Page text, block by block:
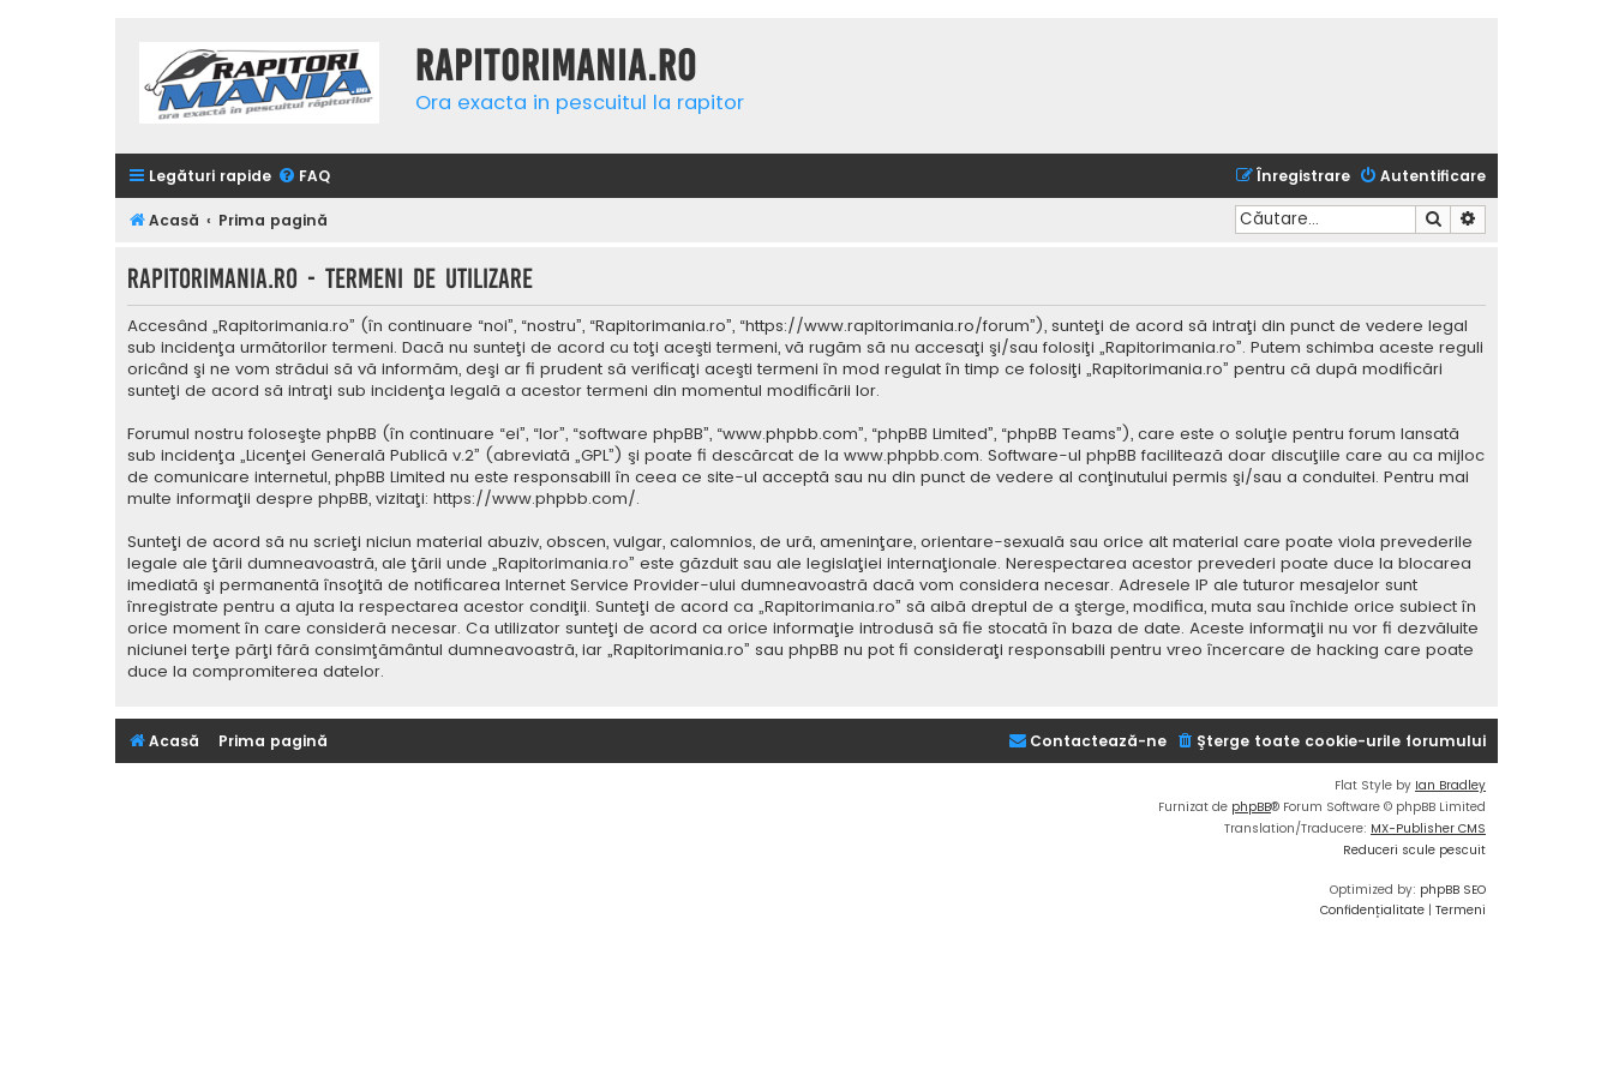
Rapitorimania.ro
Ora exacta in pescuitul la rapitor
Legături rapide FAQ Autentificare
Înregistrare
Acasă Prima pagină Căutare
Rapitorimania.ro - Termeni de utilizare
Accesând „Rapitorimania.ro” (în continuare “noi”, “nostru”, “Rapitorimania.ro”, “https://www.rapitorimania.ro/forum”), sunteţi de acord să intraţi din punct de vedere legal
sub incidenţa următorilor termeni. Dacă nu sunteţi de acord cu toţi aceşti termeni, vă rugăm să nu accesaţi şi/sau folosiţi „Rapitorimania.ro”. Putem schimba aceste reguli
oricând şi ne vom strădui să vă informăm, deşi ar fi prudent să verificaţi aceşti termeni în mod regulat în timp ce folosiţi „Rapitorimania.ro” pentru că după modificări
sunteţi de acord să intraţi sub incidenţa legală a acestor termeni din momentul modificării lor.
Forumul nostru foloseşte phpBB (în continuare “ei”, “lor”, “software phpBB”, “www.phpbb.com”, “phpBB Limited”, “phpBB Teams”), care este o soluţie pentru forum lansată
sub incidenţa „Licenţei Generală Publică v.2” (abreviată „GPL”) şi poate fi descărcat de la www.phpbb.com. Software-ul phpBB facilitează doar discuţiile care au ca mijloc
de comunicare internetul, phpBB Limited nu este responsabill în ceea ce site-ul acceptă sau nu din punct de vedere al conţinutului permis şi/sau a conduitei. Pentru mai
multe informaţii despre phpBB, vizitaţi: https://www.phpbb.com/.
Sunteţi de acord să nu scrieţi niciun material abuziv, obscen, vulgar, calomnios, de ură, ameninţare, orientare-sexuală sau orice alt material care poate viola prevederile
legale ale ţării dumneavoastră, ale ţării unde „Rapitorimania.ro” este găzduit sau ale legislaţiei internaţionale. Nerespectarea acestor prevederi poate duce la blocarea
imediată şi permanentă însoţită de notificarea Internet Service Provider-ului dumneavoastră dacă vom considera necesar. Adresele IP ale tuturor mesajelor sunt
înregistrate pentru a ajuta la respectarea acestor condiţii. Sunteţi de acord ca „Rapitorimania.ro” să aibă dreptul de a şterge, modifica, muta sau închide orice subiect în
orice moment în care consideră necesar. Ca utilizator sunteţi de acord ca orice informaţie introdusă să fie stocată în baza de date. Aceste informaţii nu vor fi dezvăluite
niciunei terţe părţi fără consimţământul dumneavoastră, iar „Rapitorimania.ro” sau phpBB nu pot fi consideraţi responsabili pentru vreo încercare de hacking care poate
duce la compromiterea datelor.
Acasă Prima pagină Şterge toate cookie-urile forumului
Contactează-ne
Flat Style by Ian Bradley
Furnizat de phpBB® Forum Software © phpBB Limited
Translation/Traducere: MX-Publisher CMS
Reduceri scule pescuit
Optimized by: phpBB SEO
Confidențialitate | Termeni